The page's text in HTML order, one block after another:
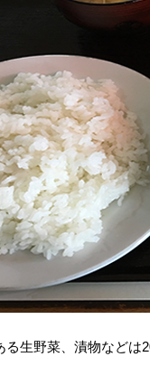
る生野菜、漬物などは